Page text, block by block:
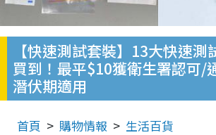
【快速測試套裝】13大快速
買到！最平$10獲衛生署認可/
潛伏期適用
首頁 購物情報 生活百貨